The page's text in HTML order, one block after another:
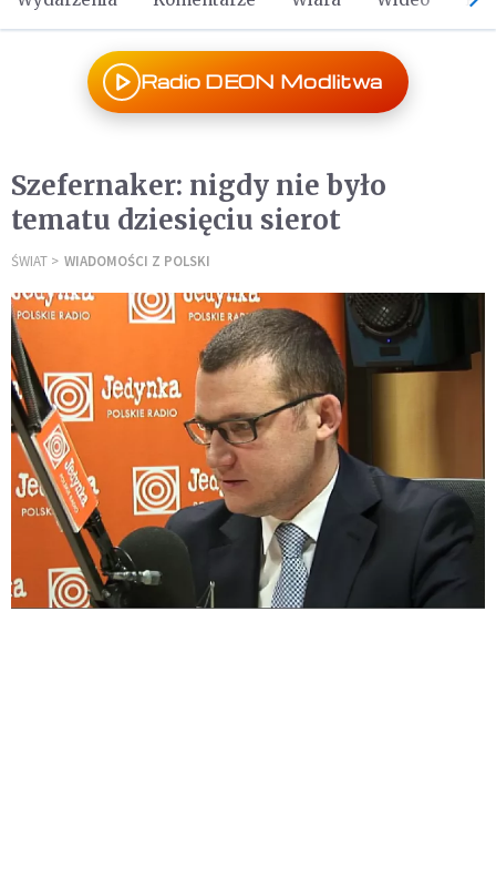
Radio DEON Modlitwa
Szefernaker: nigdy nie było
tematu dziesięciu sierot
ŚWIAT WIADOMOŚCI Z POLSKI